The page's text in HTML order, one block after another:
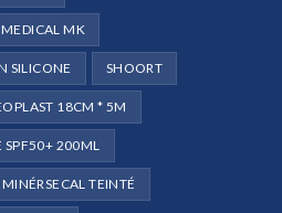
MK
SILICONE SHOORT
18CM * 5M
SPF50+ 200ML
TEINTÉ